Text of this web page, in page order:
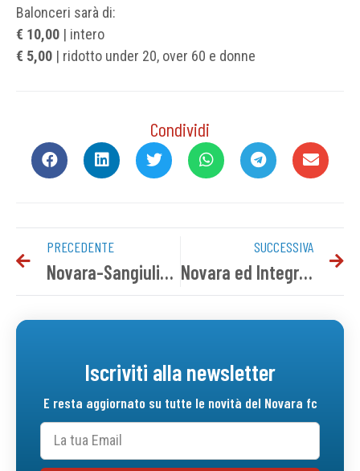
Balonceri sarà di:
€ 10,00 | intero
€ 5,00 | ridotto under 20, over 60 e donne
Condividi
PRECEDENTE
Novara-Sangiuliano City 1-0 | Gallery
SUCCESSIVA
Novara ed Integra insieme per l’inclusione
Iscriviti alla newsletter
E resta aggiornato su tutte le novità del Novara fc